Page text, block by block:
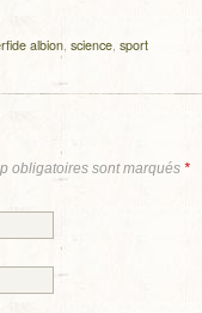
albion, science, sport
obligatoires sont marqués *